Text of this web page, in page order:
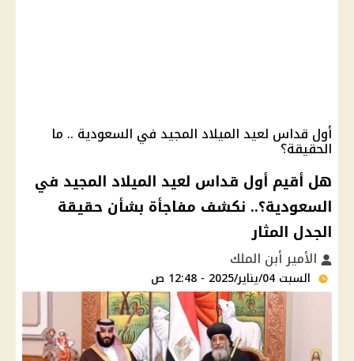
أول قداس لعيد الميلاد المجيد في السعودية .. ما
الحقيقة؟
هل أقيم أول قداس لعيد الميلاد المجيد في
السعودية؟.. نكشف مفاجأة بشأن حقيقة
الجدل المثار
الأمير أبن الملك
السبت 04/يناير/2025 - 12:48 ص